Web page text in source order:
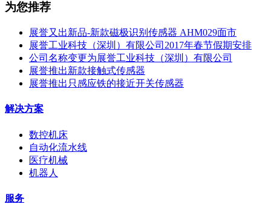
为您推荐
展誉又出新品-新款磁极识别传感器 AHM029面市
展誉工业科技（深圳）有限公司2017年春节假期安排
公司名称变更为展誉工业科技（深圳）有限公司
展誉推出新款接触式传感器
展誉推出只感应铁的接近开关传感器
解决方案
数控机床
自动化流水线
医疗机械
机器人
服务